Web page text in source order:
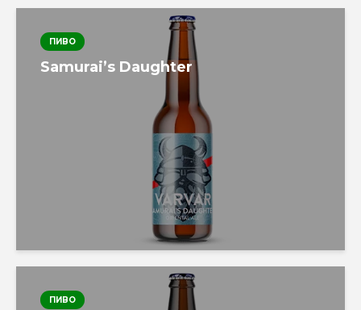
ПИВО
Samurai’s Daughter
ПИВО